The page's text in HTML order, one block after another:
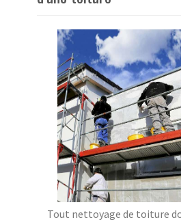
Tout nettoyage de toiture